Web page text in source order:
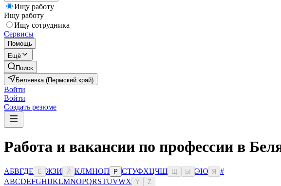
Ищу работу
Ищу работу
Ищу сотрудника
Сервисы
Помощь
Ещё
Поиск
Беляевка (Пермский край)
Войти
Войти
Создать резюме
Работа и вакансии по профессии в
АБВГДЕ Ё ЖЗИ Й КЛМНОП Р СТУФХЦЧШ Ы ЭЮ Я
#
ABCDEFGHIJKLMNOPQRSTUVWX Y Z